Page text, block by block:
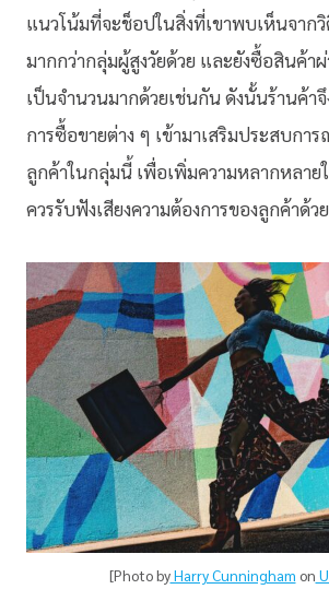
แนวโน้มที่จะช็อปในสิ่งที่เขาพบเห็นจาก
มากกว่ากลุ่มผู้สูงวัยด้วย และยังซื้อสินค้า
เป็นจำนวนมากด้วยเช่นกัน ดังนั้นร้านค้าจึ
การซื้อขายต่าง ๆ เข้ามาเสริมประสบกา
ลูกค้าในกลุ่มนี้ เพื่อเพิ่มความหลากหลาย
ควรรับฟังเสียงความต้องการของลูกค้าด้วย
[Photo byHarry Cunningham on